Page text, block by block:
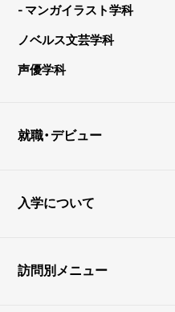
- マンガイラスト学科
ノベルス文芸学科
声優学科
就職・デビュー
入学について
訪問別メニュー